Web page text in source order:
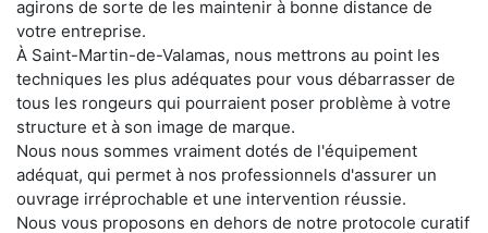
agirons de sorte de les maintenir à bonne distance de
votre entreprise.
À Saint-Martin-de-Valamas, nous mettrons au point les
techniques les plus adéquates pour vous débarrasser de
tous les rongeurs qui pourraient poser problème à votre
structure et à son image de marque.
Nous nous sommes vraiment dotés de l'équipement
adéquat, qui permet à nos professionnels d'assurer un
ouvrage irréprochable et une intervention réussie.
Nous vous proposons en dehors de notre protocole curatif